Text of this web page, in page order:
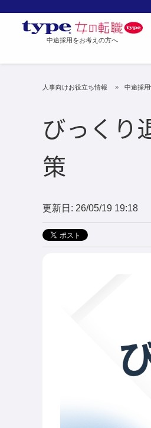
中途採用をお考えの方へ
人事向けお役立ち情報 中途採
びっくり
策
更新日: 26/05/19 19:18